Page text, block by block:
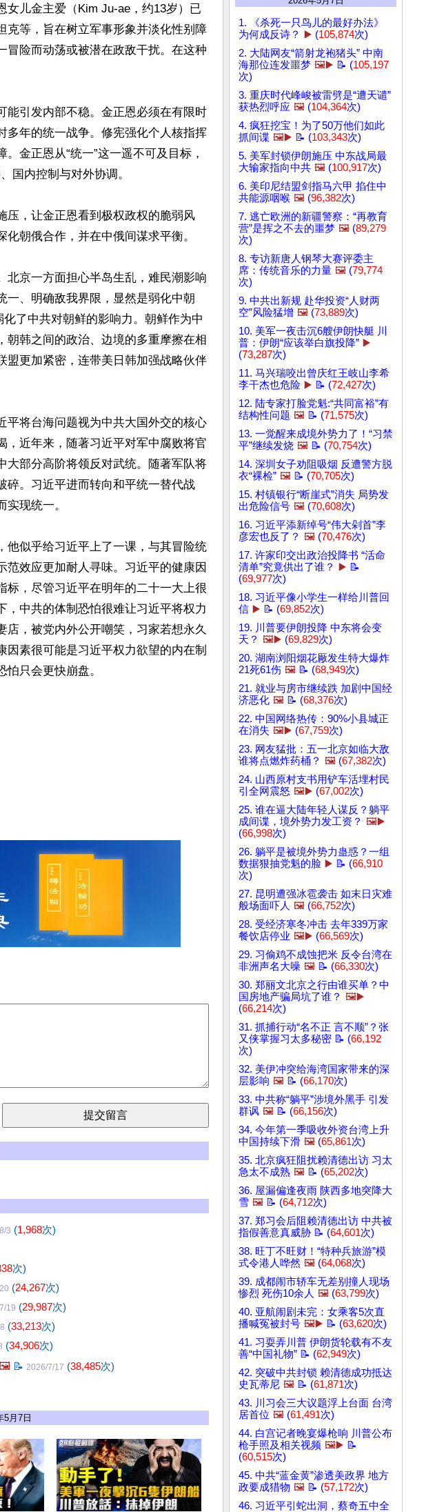
儿金主爱（Kim Ju-ae，约13岁）已
克等，旨在树立军事形象并淡化性别障
冒险而动荡或被潜在政敌干扰。在这种
能引发内部不稳。金正恩必须在有限时
多年的统一战争。修宪强化个人核指挥
金正恩从“统一”这一遥不可及目标，
国内控制与对外协调。
压，让金正恩看到极权政权的脆弱风
朝俄合作，并在中俄间谋求平衡。
北京一方面担心半岛生乱，难民潮影响
一、明确敌我界限，显然是弱化中朝
了中共对朝鲜的影响力。朝鲜作为中
朝韩之间的政治、边境的多重摩擦在相
盟更加紧密，连带美日韩加强战略伙伴
平将台海问题视为中共大国外交的核心
，近年来，随著习近平对军中腐败将官
大部分高阶将领反对武统。随著军队将
碎。习近平进而转向和平统一替代战
现统一。
他似乎给习近平上了一课，与其冒险统
效应更加耐人寻味。习近平的健康因
标，尽管习近平在明年的二十一大上很
中共的体制恐怕很难让习近平将权力
店，被党内外公开嘲笑，习家若想永久
素很可能是习近平权力欲望的内在制
只会更快崩盘。
3 (1,968次)
次)
(24,267次)
19 (29,987次)
(33,213次)
(34,906次)
📝 2026/7/17 (38,485次)
5月7日
1. 《杀死一只鸟儿的最好办法》
为何成反诗？
▶️ (105,874次)
2. 大陆网友“箭射龙袍猪头” 中南
海那位连发噩梦 🖼️▶️ 📝 (105,197
次)
3. 重庆时代峰峻被雷劈是“遭天谴”
获热烈呼应 🖼️ (104,364次)
4. 疯狂挖宝！为了50万他们如此
抓间谍 🖼️▶️ 📝 (103,343次)
5. 美军封锁伊朗施压 中东战局最
大输家指向中共 🖼️ (100,917次)
6. 美印尼结盟剑指马六甲 掐住中
共能源咽喉 🖼️ (96,382次)
7. 逃亡欧洲的新疆警察：“再教育
营”是挥之不去的噩梦 🖼️ (89,279
次)
8. 专访新唐人钢琴大赛评委主
席：传统音乐的力量 🖼️ (79,774
次)
9. 中共出新规 赴华投资“人财两
空”风险猛增 🖼️ (73,889次)
10. 美军一夜击沉6艘伊朗快艇 川
普：伊朗“应该举白旗投降” ▶️
(73,287次)
11. 马兴瑞咬出曾庆红王岐山李希
李干杰也危险 ▶️ 📝 (72,427次)
12. 陆专家打脸党魁:“共同富裕”有
结构性问题 🖼️ 📝 (71,575次)
13. 一觉醒来成境外势力了！“习禁
平”继续发烧 🖼️ 📝 (70,754次)
14. 深圳女子劝阻吸烟 反遭警方脱
衣“裸检” 🖼️ 📝 (70,705次)
15. 村镇银行“断崖式”消失 局势发
出危险信号 🖼️ (70,608次)
16. 习近平添新绰号“伟大剁首”李
彦宏也反了？ 🖼️ (70,476次)
17. 许家印交出政治投降书 “活命
清单”究竟供出了谁？
▶️ 📝
(69,977次)
18. 习近平像小学生一样给川普回
信 ▶️ 📝 (69,852次)
19. 川普要伊朗投降 中东将会变
天？ 🖼️▶️ (69,829次)
20. 湖南浏阳烟花厰发生特大爆炸
21死61伤 🖼️ 📝 (68,949次)
21. 就业与房市继续跌 加剧中国经
济恶化 🖼️ 📝 (68,376次)
22. 中国网络热传：90%小县城正
在消失 🖼️▶️ (67,759次)
23. 网友猛批：五一北京如临大敌
谁将点燃炸药桶？ 🖼️ (67,382次)
24. 山西原村支书用铲车活埋村民
引全网震怒 🖼️▶️ (67,002次)
25. 谁在逼大陆年轻人谋反？躺平
成间谍，境外势力发工资？ 🖼️▶️
(66,998次)
26. 躺平是被境外势力蛊惑？一组
数据狠抽党魁的脸 ▶️ 📝 (66,910
次)
27. 昆明遭强冰雹袭击 如末日灾难
般场面吓人 🖼️ (66,752次)
28. 受经济寒冬冲击 去年339万家
餐饮店停业 🖼️▶️ (66,569次)
29. 习偷鸡不成蚀把米 反令台湾在
非洲声名大噪 🖼️ 📝 (66,330次)
30. 郑丽文北京之行由谁买单？中
国房地产骗局坑了谁？ 🖼️▶️
(66,214次)
31. 抓捕行动“名不正 言不顺”？张
又侠掌握习太多秘密 📝 (66,192
次)
32. 美伊冲突给海湾国家带来的深
层影响 🖼️ 📝 (66,170次)
33. 中共称“躺平”涉境外黑手 引发
群讽 🖼️ 📝 (66,156次)
34. 今年第一季吸收外资台湾上升
中国持续下滑 🖼️ (65,861次)
35. 北京疯狂阻扰赖清德出访 习太
急太不成熟 🖼️ 📝 (65,202次)
36. 屋漏偏逢夜雨 陕西多地突降大
雪 🖼️ 📝 (64,712次)
37. 郑习会后阻赖清德出访 中共被
指假善意真威胁 📝 (64,601次)
38. 旺丁不旺财！“特种兵旅游”模
式令港人哗然 🖼️ (64,068次)
39. 成都闹市轿车无差别撞人现场
惨烈 死伤10余人 🖼️ (63,799次)
40. 亚航闹剧未完：女乘客5次直
播喊冤被封号 🖼️▶️ 📝 (63,620次)
41. 习耍弄川普 伊朗货轮载有不友
善“中国礼物” 📝 (62,949次)
42. 突破中共封锁 赖清德成功抵达
史瓦蒂尼 🖼️ 📝 (61,871次)
43. 川习会三大议题浮上台面 台湾
居首位 🖼️ (61,491次)
44. 白宫记者晚宴爆枪响 川普公布
枪手照及相关视频 🖼️▶️ 📝
(60,515次)
45. 中共“蓝金黄”渗透美政界 地方
政要成猎物 🖼️ 📝 (57,172次)
46. 习近平引蛇出洞，蔡奇五中全